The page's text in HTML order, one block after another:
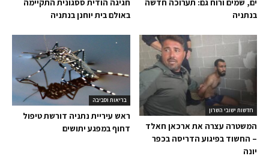
חגיגה הודית ססגונית התקיימה
באולם בית יוחנן בנתניה
ים, שמים ורוח גם: תערוכה חדשה
בנתניה
בריאות וסביבה
ראש עיריית נתניה דורשת טיפול
דחוף במפגע יתושים
חדשות ישובי השרון
המשטרה עצרה את ארכאן חאלד
– החשוד בפיגוע הדריסה בכפר
יונה